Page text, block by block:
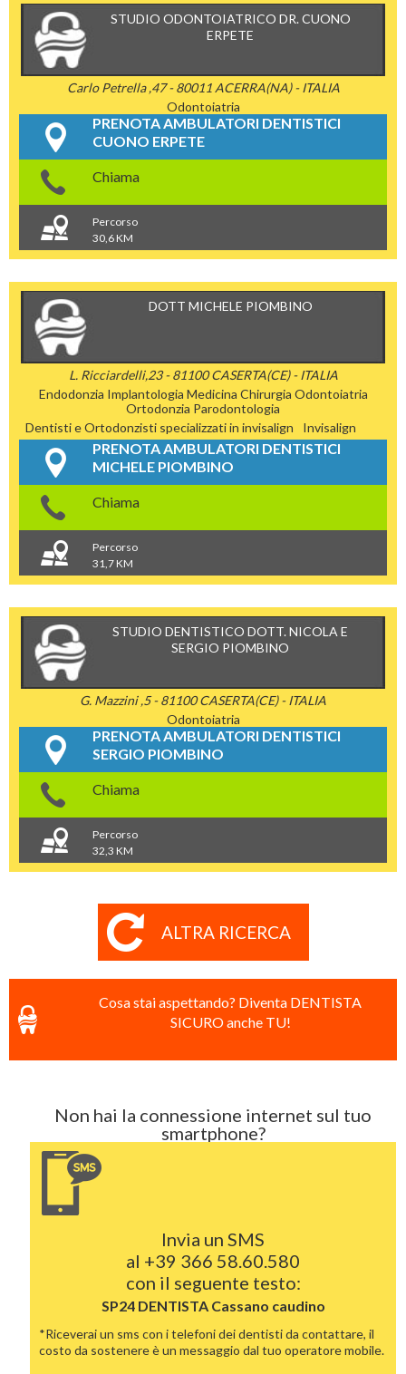
STUDIO ODONTOIATRICO DR. CUONO
ERPETE
Carlo Petrella ,47 - 80011 ACERRA(NA) - ITALIA
Odontoiatria
PRENOTA AMBULATORI DENTISTICI
CUONO ERPETE
Chiama
Percorso
30,6 KM
DOTT MICHELE PIOMBINO
L. Ricciardelli,23 - 81100 CASERTA(CE) - ITALIA
Endodonzia Implantologia Medicina Chirurgia Odontoiatria
Ortodonzia Parodontologia
Dentisti e Ortodonzisti specializzati in invisalign
Invisalign
PRENOTA AMBULATORI DENTISTICI
MICHELE PIOMBINO
Chiama
Percorso
31,7 KM
STUDIO DENTISTICO DOTT. NICOLA E
SERGIO PIOMBINO
G. Mazzini ,5 - 81100 CASERTA(CE) - ITALIA
Odontoiatria
PRENOTA AMBULATORI DENTISTICI
SERGIO PIOMBINO
Chiama
Percorso
32,3 KM
ALTRA RICERCA
Cosa stai aspettando? Diventa DENTISTA
SICURO anche TU!
Non hai la connessione internet sul tuo
smartphone?
Invia un SMS
al +39 366 58.60.580
con il seguente testo:
SP24 DENTISTA Cassano caudino
*Riceverai un sms con i telefoni dei dentisti da contattare, il
costo da sostenere è un messaggio dal tuo operatore mobile.